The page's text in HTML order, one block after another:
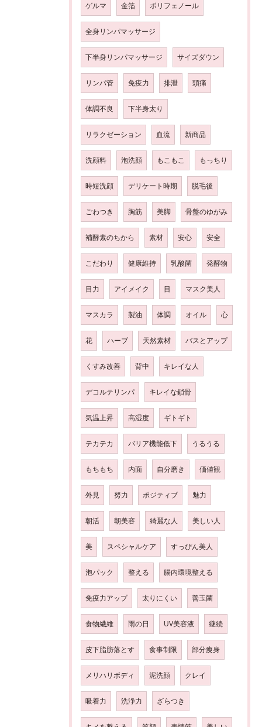
ゲルマ 金箔 ポリフェノール
全身リンパマッサージ
下半身リンパマッサージ サイズダウン
リンパ管 免疫力 排泄 頭痛
体調不良 下半身太り
リラクゼーション 血流 新商品
洗顔料 泡洗顔 もこもこ もっちり
時短洗顔 デリケート時期 脱毛後
ごわつき 胸筋 美脚 骨盤のゆがみ
補酵素のちから 素材 安心 安全
こだわり 健康維持 乳酸菌 発酵物
目力 アイメイク 目 マスク美人
マスカラ 製油 体調 オイル 心
花 ハーブ 天然素材 バスとアップ
くすみ改善 背中 キレイな人
デコルテリンパ キレイな鎖骨
気温上昇 高湿度 ギトギト
テカテカ バリア機能低下 うるうる
もちもち 内面 自分磨き 価値観
外見 努力 ポジティブ 魅力
朝活 朝美容 綺麗な人 美しい人
美 スペシャルケア すっぴん美人
泡パック 整える 腸内環境整える
免疫力アップ 太りにくい 善玉菌
食物繊維 雨の日 UV美容液 継続
皮下脂肪落とす 食事制限 部分痩身
メリハリボディ 泥洗顔 クレイ
吸着力 洗浄力 ざらつき